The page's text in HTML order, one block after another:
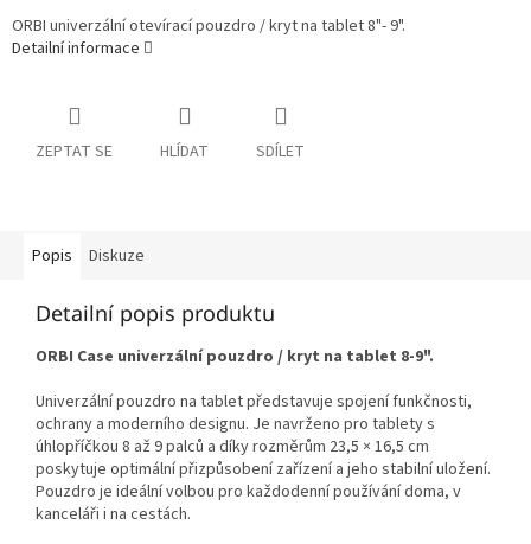
ORBI univerzální otevírací pouzdro / kryt na tablet 8"- 9".
Detailní informace
ZEPTAT SE HLÍDAT SDÍLET
Popis Diskuze
Detailní popis produktu
ORBI Case univerzální pouzdro / kryt na tablet 8-9".
Univerzální pouzdro na tablet představuje spojení funkčnosti,
ochrany a moderního designu. Je navrženo pro tablety s
úhlopříčkou 8 až 9 palců a díky rozměrům 23,5 × 16,5 cm
poskytuje optimální přizpůsobení zařízení a jeho stabilní uložení.
Pouzdro je ideální volbou pro každodenní používání doma, v
kanceláři i na cestách.